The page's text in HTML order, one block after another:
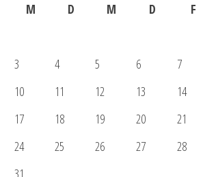
M
D M D F
3
4 5 6 7
10
11 12 13 14
17
18 19 20 21
24
25 26 27 28
31